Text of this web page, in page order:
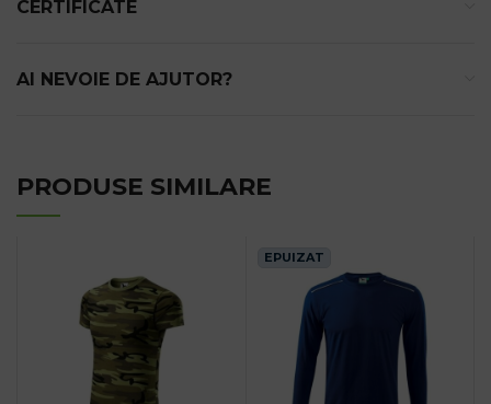
CERTIFICATE
AI NEVOIE DE AJUTOR?
PRODUSE SIMILARE
EPUIZAT